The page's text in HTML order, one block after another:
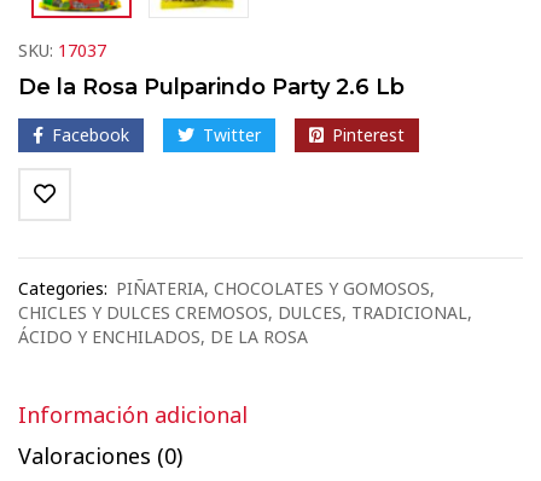
SKU: 17037
De la Rosa Pulparindo Party 2.6 Lb
Facebook Twitter Pinterest
Categories: PIÑATERIA, CHOCOLATES Y GOMOSOS,
CHICLES Y DULCES CREMOSOS, DULCES, TRADICIONAL,
ÁCIDO Y ENCHILADOS, DE LA ROSA
Información adicional
Valoraciones (0)